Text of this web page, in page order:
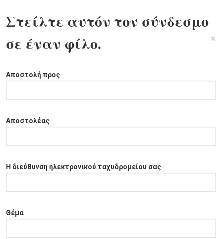
Στείλτε αυτόν τον σύνδεσμο
σε έναν φίλο.
×
Αποστολή προς
Αποστολέας
Η διεύθυνση ηλεκτρονικού ταχυδρομείου σας
Θέμα